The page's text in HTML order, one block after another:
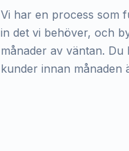
Vi har en process som
in det vi behöver, och
månader av väntan.
kunder innan månaden